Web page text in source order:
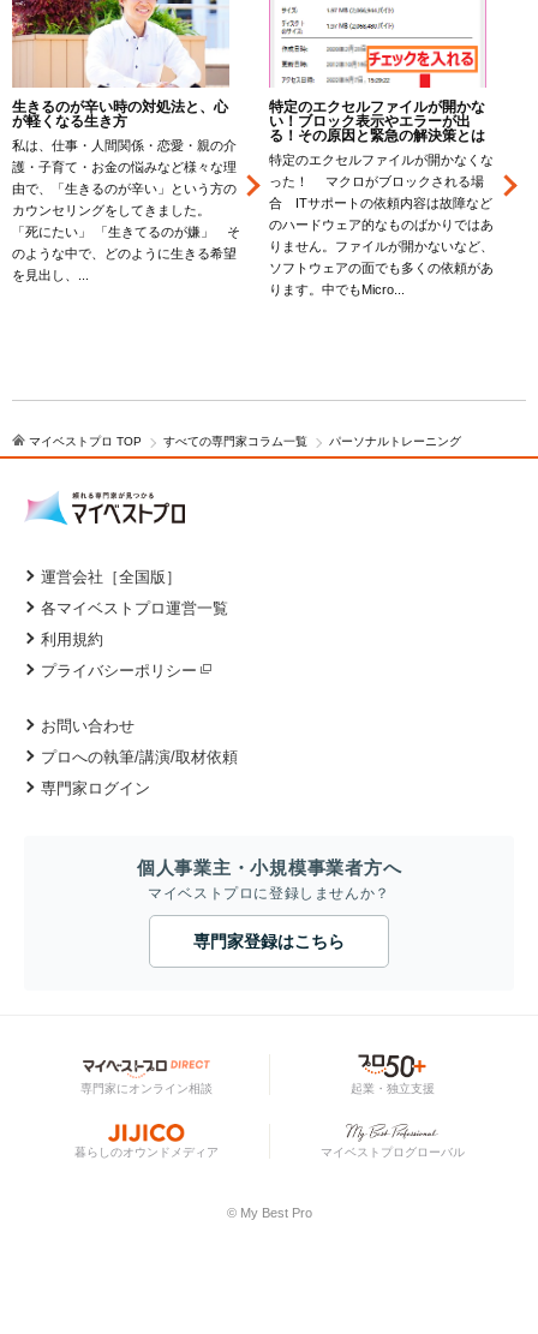
生きるのが辛い時の対処法と、心
が軽くなる生き方
私は、仕事・人間関係・恋愛・親の介
護・子育て・お金の悩みなど様々な理
由で、「生きるのが辛い」という方の
カウンセリングをしてきました。
「死にたい」 「生きてるのが嫌」 そ
のような中で、どのように生きる希望
を見出し、...
特定のエクセルファイルが開かな
い！ブロック表示やエラーが出
る！その原因と緊急の解決策とは
特定のエクセルファイルが開かなくな
った！ マクロがブロックされる場
合 ITサポートの依頼内容は故障など
のハードウェア的なものばかりではあ
りません。ファイルが開かないなど、
ソフトウェアの面でも多くの依頼があ
ります。中でもMicro...
マイベストプロ TOP すべての専門家コラム一覧 パーソナルトレーニング
運営会社［全国版］
各マイベストプロ運営一覧
利用規約
プライバシーポリシー
お問い合わせ
プロへの執筆/講演/取材依頼
専門家ログイン
個人事業主・小規模事業者方へ
マイベストプロに登録しませんか？
専門家登録はこちら
専門家にオンライン相談 起業・独立支援
暮らしのオウンドメディア マイベストプログローバル
© My Best Pro